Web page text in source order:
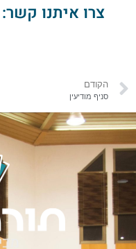
צרו איתנו קשר:
הקודם
סניף מודיעין